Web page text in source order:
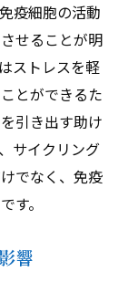
疫細胞の活動
せることが明
ストレスを軽
とができるた
引き出す助け
サイクリング
でなく、免疫
す。
響